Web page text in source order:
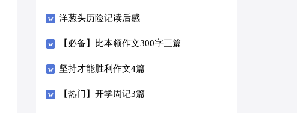
洋葱头历险记读后感
【必备】比本领作文300字三篇
坚持才能胜利作文4篇
【热门】开学周记3篇